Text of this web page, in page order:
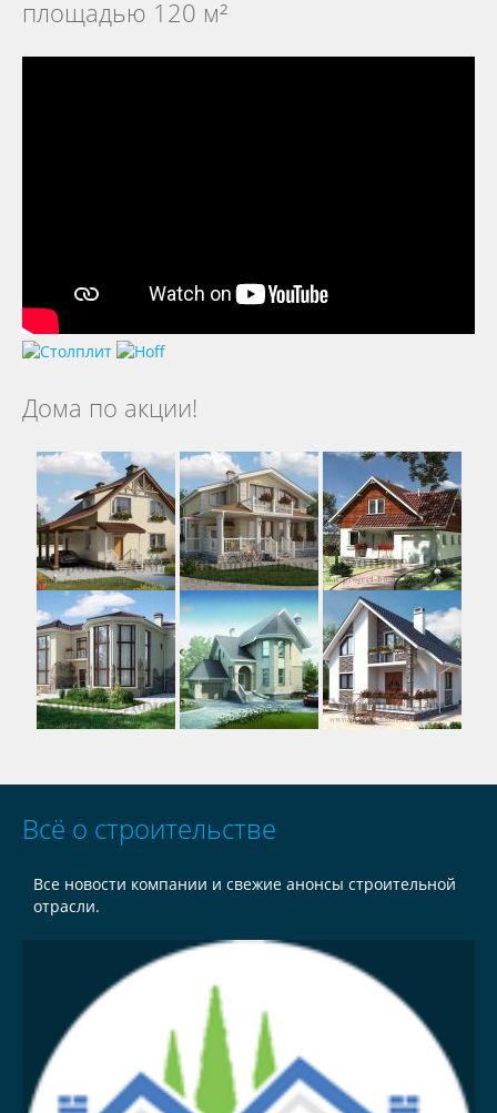
площадью 120 м²
Дома по акции!
Всё о строительстве
Все новости компании и свежие анонсы строительной
отрасли.